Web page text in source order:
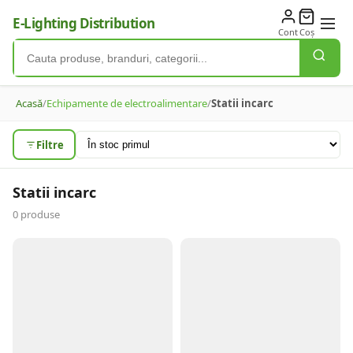
E-Lighting Distribution ContCoș
Acasă/Echipamente de electroalimentare/Statii incarc
Filtre
Statii incarc
0 produse